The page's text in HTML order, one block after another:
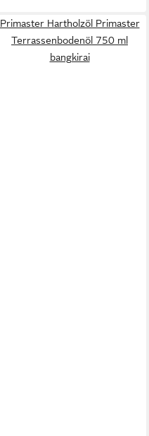
Primaster Hartholzöl Primaster
Terrassenbodenöl 750 ml
bangkirai